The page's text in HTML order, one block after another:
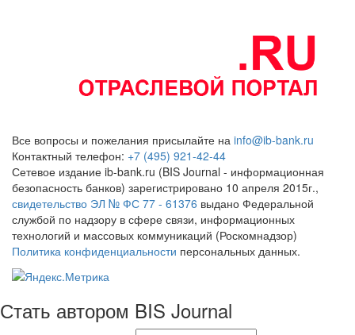
Все вопросы и пожелания присылайте на info@ib-bank.ru
Контактный телефон: +7 (495) 921-42-44
Сетевое издание ib-bank.ru (BIS Journal - информационная
безопасность банков) зарегистрировано 10 апреля 2015г.,
свидетельство ЭЛ № ФС 77 - 61376 выдано Федеральной
службой по надзору в сфере связи, информационных
технологий и массовых коммуникаций (Роскомнадзор)
Политика конфиденциальности персональных данных.
Стать автором BIS Journal